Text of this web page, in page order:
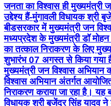
जनता का विश्वास ही मुख्यमंत्री
उद्देश्य हैं-मुंगावली विधायक श्री
बीडसरकार में मुख्यमंत्री जन
मध्यप्रदेश के मुख्यमंत्री डॉ
का तत्काल निराकरण के लिए
शुभारंभ 07 अगस्‍त से किया गया
मुख्यमंत्री जन विश्वास अभियान
विश्वास अभियान अंतर्गत
निराकरण कराया जा रहा है। यह
विधायक श्री बृजेंद्र सिंह यादव